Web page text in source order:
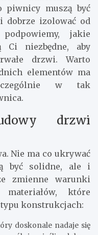
piwnicy muszą być
dobrze izolować od
jakie
Ci niezbędne, aby
drzwi. Warto
elementów ma
w tak
drzwi
Nie ma co ukrywać
być solidne, ale i
zmienne warunki
które
konstrukcjach:
doskonale nadaje się